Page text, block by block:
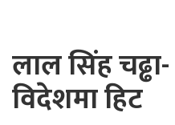
लाल सिंह
विदेशमा हिट